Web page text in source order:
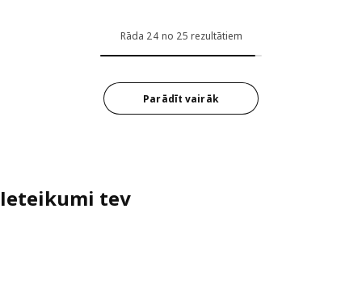
Rāda 24 no 25 rezultātiem
Parādīt vairāk
Ieteikumi tev